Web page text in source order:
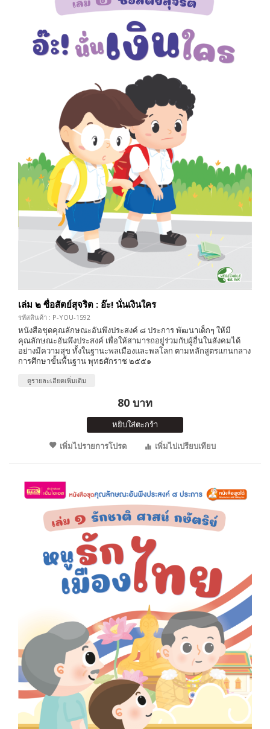
เล่ม ๒ ซื่อสัตย์สุจริต : อ๊ะ! นั่นเงินใคร
รหัสสินค้า : P-YOU-1592
หนังสือชุดคุณลักษณะอันพึงประสงค์ ๘ ประการ พัฒนาเด็กๆ ให้มี
คุณลักษณะอันพึงประสงค์ เพื่อให้สามารถอยู่ร่วมกับผู้อื่นในสังคมได้
อย่างมีความสุข ทั้งในฐานะพลเมืองและพลโลก ตามหลักสูตรแกนกลาง
การศึกษาขั้นพื้นฐาน พุทธศักราช ๒๕๕๑
ดูรายละเอียดเพิ่มเติม
80 บาท
หยิบใส่ตะกร้า
เพิ่มไปรายการโปรด
เพิ่มไปเปรียบเทียบ